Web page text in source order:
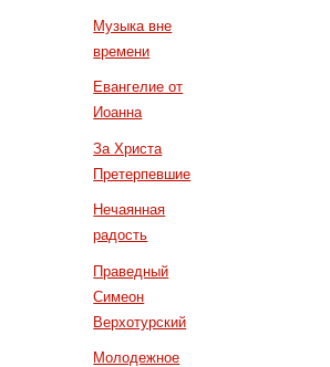
Музыка вне
времени
Евангелие от
Иоанна
За Христа
Претерпевшие
Нечаянная
радость
Праведный
Симеон
Верхотурский
Молодежное